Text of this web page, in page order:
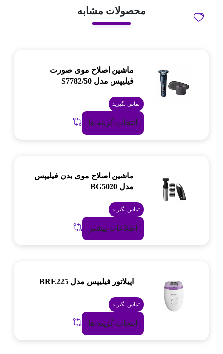
محصولات مشابه
ماشین اصلاح موی صورت
فیلیپس مدل S7782/50
تماس بگیرید
انتخاب گزینه ها
ماشین اصلاح موی بدن فیلیپس
مدل BG5020
تماس بگیرید
اطلاعات بیشتر
اپیلاتور فیلیپس مدل BRE225
تماس بگیرید
انتخاب گزینه ها